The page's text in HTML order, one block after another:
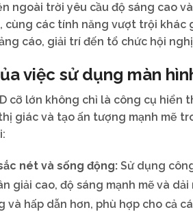
ngoài trời yêu cầu độ sáng cao
cùng các tính năng vượt trội khác
cáo, giải trí đến tổ chức hội
việc sử dụng màn
cỡ lớn không chỉ là công cụ
giác và tạo ấn tượng mạnh mẽ
nét và sống động: Sử dụng
giải cao, độ sáng mạnh mẽ và
và hấp dẫn hơn, phù hợp cho cả